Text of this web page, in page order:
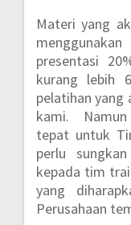
Materi yang
presentasi
kurang lebih
pelatihan yang
kami.
tepat untuk
perlu
kepada tim
yang
Perusahaan